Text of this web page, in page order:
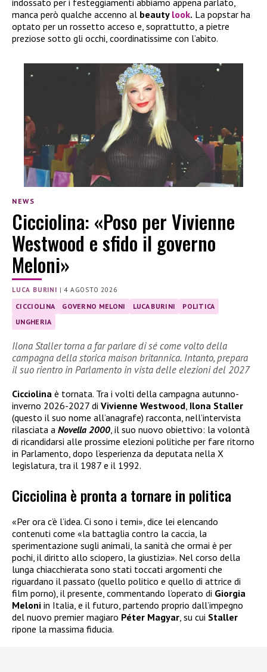
manca però qualche accenno al beauty look. La popstar ha
optato per un rossetto acceso e, soprattutto, a pietre
preziose sotto gli occhi, coordinatissime con l’abito.
NEWS
Cicciolina: «Poso per Vivienne
Westwood e sfido il governo
Meloni»
LUCA BURINI |4 AGOSTO 2026
CICCIOLINA GOVERNO MELONI LUCA BURINI
POLITICA
UNGHERIA
Ilona Staller torna a far parlare di sé come volto della
campagna della storica maison britannica. Intanto, prepara
il suo rientro in Parlamento in vista delle elezioni del 2027
Cicciolina è tornata. Tra i volti della campagna autunno-
inverno 2026-2027 di Vivienne Westwood Ilona Staller
(questo il suo nome all’anagrafe) racconta, nell’intervista
rilasciata a Novella 2000 , il suo nuovo obiettivo: la volontà
di ricandidarsi alle prossime elezioni politiche per fare ritorno
in Parlamento, dopo l’esperienza da deputata nella X
legislatura, tra il 1987 e il 1992.
Cicciolina è pronta a tornare in politica
«Per ora c’è l’idea. Ci sono i temi», dice lei elencando
contenuti come «la battaglia contro la caccia, la
sperimentazione sugli animali, la sanità che ormai è per
pochi, il diritto allo sciopero, la giustizia». Nel corso della
lunga chiacchierata sono stati toccati argomenti che
riguardano il passato (quello politico e quello di attrice di
film porno), il presente, commentando l’operato di Giorgia
Meloni in Italia, e il futuro, partendo proprio dall’impegno
del nuovo premier magiaro Péter Magyar, su cui Staller
ripone la massima fiducia.